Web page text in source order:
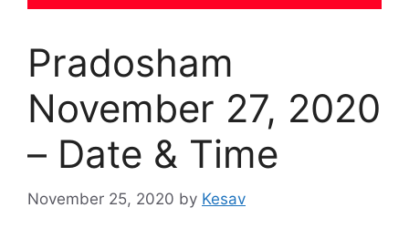
Pradosham
November 27, 2020
– Date & Time
November 25, 2020 by Kesav